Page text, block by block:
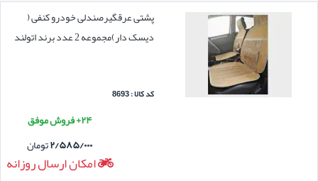
پشتی عرقگیرصندلی خودرو کنفی (
دیسک دار)مجموعه 2 عدد برند اتولند
کد کالا : 8693
۲۴+ فروش موفق
۲/۵۸۵/۰۰۰تومان
امکان ارسال روزانه